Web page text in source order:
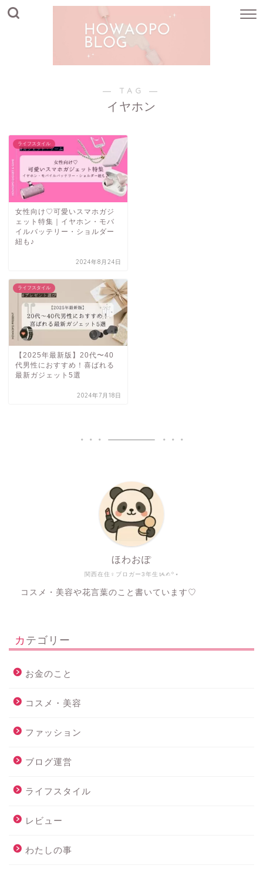
― TAG ―
イヤホン
ライフスタイル
女性向け♡可愛いスマホガジ
ェット特集｜イヤホン・モバ
イルバッテリー・ショルダー
紐も♪
2024年8月24日
ライフスタイル
【2025年最新版】20代〜40
代男性におすすめ！喜ばれる
最新ガジェット5選
2024年7月18日
関西在住♀ブロガー3年生ᝰ✍︎꙳⋆
ほわおぽ
コスメ・美容や花言葉のこと書いています♡
カテゴリー
お金のこと
コスメ・美容
ファッション
ブログ運営
ライフスタイル
レビュー
わたしの事